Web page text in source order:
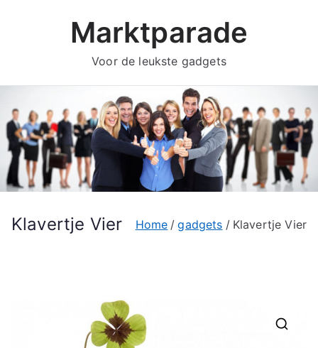
Marktparade
Voor de leukste gadgets
Klavertje Vier Home gadgets Klavertje Vier